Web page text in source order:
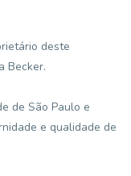
deste
Becker.
de São Paulo e
e qualidade de